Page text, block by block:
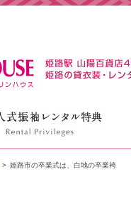
姫路市の卒業式は、白地の卒業袴